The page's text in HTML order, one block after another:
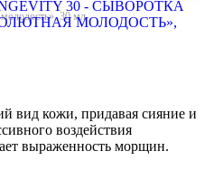
30 мл
вид кожи, придавая сияние и
воздействия
выраженность морщин.